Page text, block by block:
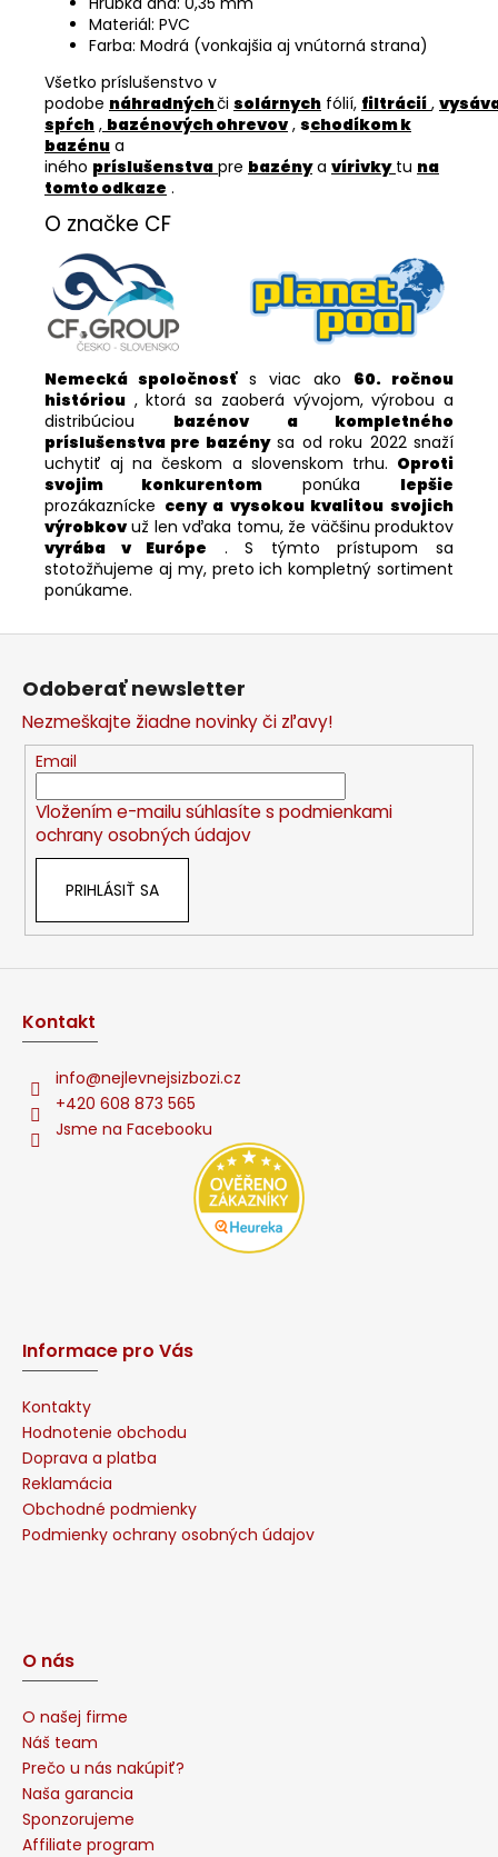
Materiál: PVC
Farba: Modrá (vonkajšia aj vnútorná strana)
Všetko príslušenstvo v
podobe náhradnýchči solárnych fólií, filtrácií ,
spŕch , bazénových ohrevov , schodíkom k
bazénu a
iného príslušenstva pre bazény a vírivky tu na
tomto odkaze .
O značke CF
Nemecká spoločnosťs viac ako 60. ročnou
históriou , ktorá sa zaoberá vývojom, výrobou a
distribúciou bazénov a kompletného
príslušenstva pre bazénysa od roku 2022 snaží
uchytiť aj na českom a slovenskom trhu. Oproti
svojim konkurentom ponúka lepšie
prozákaznícke ceny a vysokou kvalitou svojich
výrobkovuž len vďaka tomu, že väčšinu produktov
vyrába v Európe . S týmto prístupom sa
stotožňujeme aj my, preto ich kompletný sortiment
ponúkame.
Odoberať newsletter
Nezmeškajte žiadne novinky či zľavy!
Email
Vložením e-mailu súhlasíte s podmienkami
ochrany osobných údajov
PRIHLÁSIŤ SA
Kontakt
info@nejlevnejsizbozi.cz
+420 608 873 565
Jsme na Facebooku
Informace pro Vás
Kontakty
Hodnotenie obchodu
Doprava a platba
Reklamácia
Obchodné podmienky
Podmienky ochrany osobných údajov
O nás
O našej firme
Náš team
Prečo u nás nakúpiť?
Naša garancia
Sponzorujeme
Affiliate program